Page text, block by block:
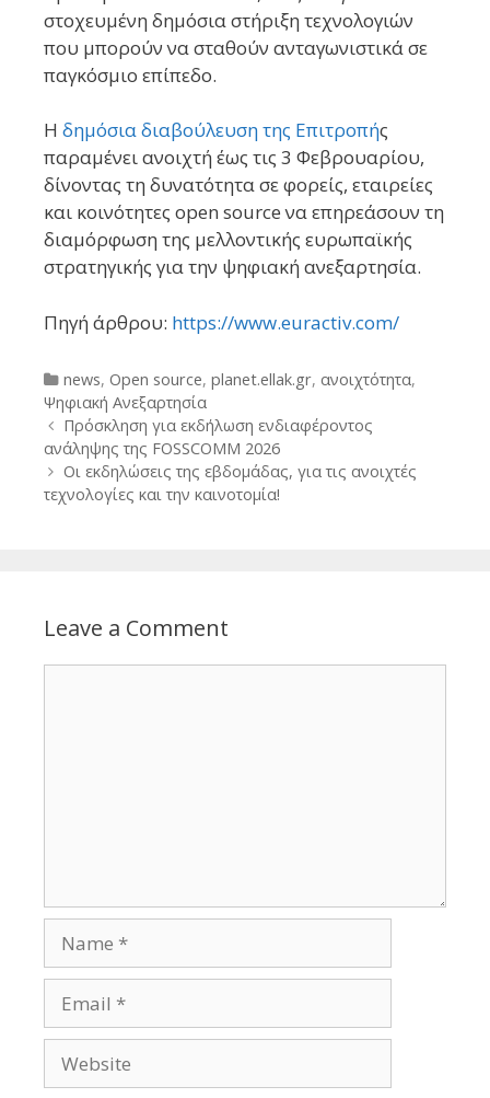
στοχευμένη δημόσια στήριξη τεχνολογιών
που μπορούν να σταθούν ανταγωνιστικά σε
παγκόσμιο επίπεδο.
Η δημόσια διαβούλευση της Επιτροπής
παραμένει ανοιχτή έως τις 3 Φεβρουαρίου,
δίνοντας τη δυνατότητα σε φορείς, εταιρείες
και κοινότητες open source να επηρεάσουν τη
διαμόρφωση της μελλοντικής ευρωπαϊκής
στρατηγικής για την ψηφιακή ανεξαρτησία.
Πηγή άρθρου: https://www.euractiv.com/
Categories
news, Open source, planet.ellak.gr, ανοιχτότητα,
Ψηφιακή Ανεξαρτησία
Post
navigation
Πρόσκληση για εκδήλωση ενδιαφέροντος
ανάληψης της FOSSCOMM 2026
Οι εκδηλώσεις της εβδομάδας, για τις ανοιχτές
τεχνολογίες και την καινοτομία!
Leave a Comment